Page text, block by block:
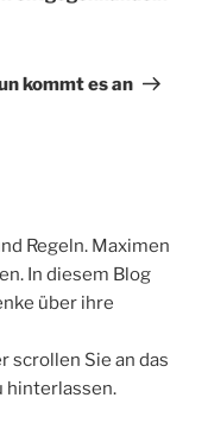
kommt es an
Regeln. Maximen
In diesem Blog
über ihre
scrollen Sie an das
hinterlassen.